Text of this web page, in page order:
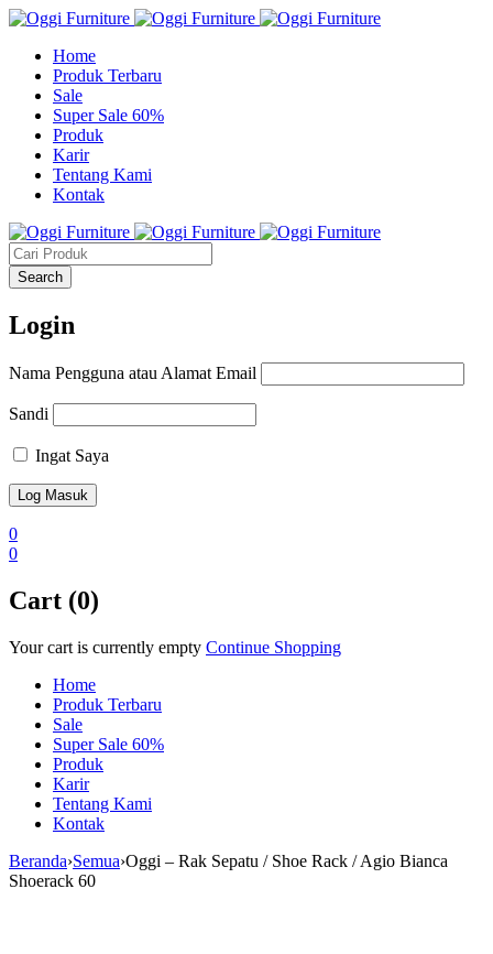
Home
Produk Terbaru
Sale
Super Sale 60%
Produk
Karir
Tentang Kami
Kontak
Login
Nama Pengguna atau Alamat Email
Sandi
Ingat Saya
0
0
Cart (0)
Your cart is currently empty Continue Shopping
Home
Produk Terbaru
Sale
Super Sale 60%
Produk
Karir
Tentang Kami
Kontak
Beranda›Semua›Oggi – Rak Sepatu / Shoe Rack / Agio Bianca
Shoerack 60